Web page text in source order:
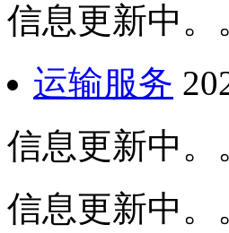
信息更新中。
运输服务
信息更新中。
信息更新中。